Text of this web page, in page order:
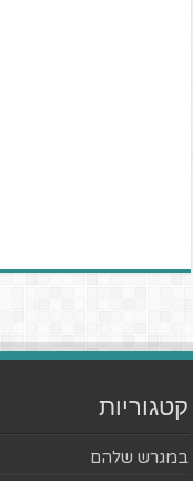
קטגוריות
במגרש שלהם